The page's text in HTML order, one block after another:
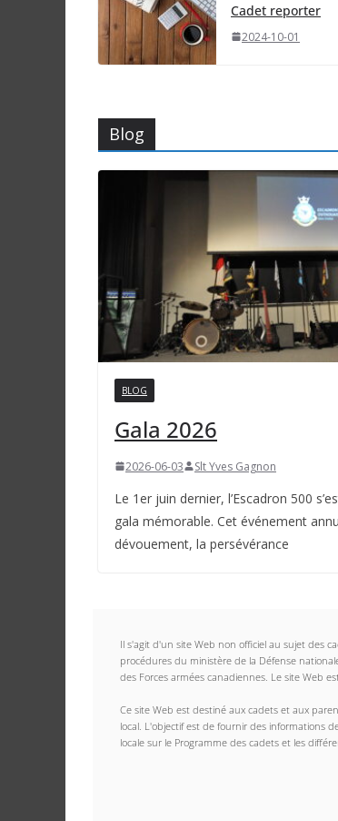
Cadet reporter
2024-10-01
Blog
BLOG
Gala 2026
2026-06-03 Slt Yves Gagnon
Le 1er juin dernier, l’Escadron 500
gala mémorable. Cet événement
dévouement, la persévérance
Il s'agit d'un site Web non officiel au sujet des
procédures du ministère de la Défense
des Forces armées canadiennes. Le site Web
Ce site Web est destiné aux cadets et aux
local. L'objectif est de fournir des informations
locale sur le Programme des cadets et les